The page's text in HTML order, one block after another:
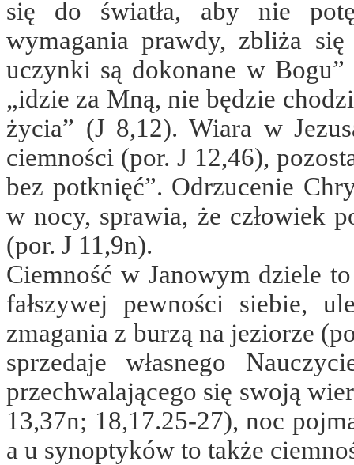
się do światła, aby nie
wymagania prawdy, zbliża
uczynki są dokonane w
„idzie za Mną, nie będzie
życia” (J 8,12). Wiara w
ciemności (por. J 12,46),
bez potknięć”. Odrzucenie
w nocy, sprawia, że człowiek
(por. J 11,9n).
Ciemność w Janowym dziele
fałszywej pewności siebie,
zmagania z burzą na jeziorze
sprzedaje własnego
przechwalającego się swoją
13,37n; 18,17.25-27), noc
a u synoptyków to także